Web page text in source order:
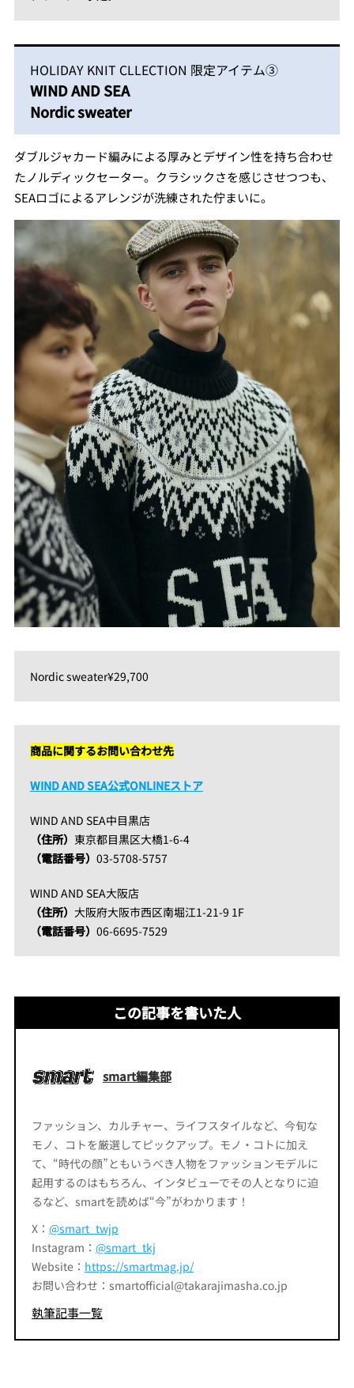
HOLIDAY KNIT CLLECTION 限定アイテム③
WIND AND SEA
Nordic sweater
ダブルジャカード編みによる厚みとデザイン性を持ち合わせ
たノルディックセーター。クラシックさを感じさせつつも、
SEAロゴによるアレンジが洗練された佇まいに。
Nordic sweater¥29,700
商品に関するお問い合わせ先
WIND AND SEA公式ONLINEストア
WIND AND SEA中目黒店
（住所） 東京都目黒区大橋1-6-4
（電話番号） 03-5708-5757
WIND AND SEA大阪店
（住所） 大阪府大阪市西区南堀江1-21-9 1F
（電話番号） 06-6695-7529
この記事を書いた人
smart編集部
ファッション、カルチャー、ライフスタイルなど、今旬な
モノ、コトを厳選してピックアップ。モノ・コトに加え
て、“時代の顔”ともいうべき人物をファッションモデルに
起用するのはもちろん、インタビューでその人となりに迫
るなど、smartを読めば“今”がわかります！
X： @smart_twjp
Instagram： @smart_tkj
Website： https://smartmag.jp/
お問い合わせ：smartofficial@takarajimasha.co.jp
執筆記事一覧